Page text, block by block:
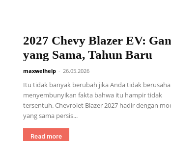
2027 Chevy Blazer EV:
yang Sama, Tahun Baru
maxwelhelp - 26.05.2026
Itu tidak banyak berubah jika Anda tidak berusaha
menyembunyikan fakta bahwa itu hampir tidak
tersentuh. Chevrolet Blazer 2027 hadir dengan
yang sama persis...
Read more